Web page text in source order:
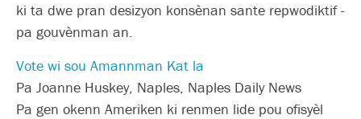
ki ta dwe pran desizyon konsènan sante repwodiktif -
pa gouvènman an.
Vote wi sou Amannman Kat la
Pa Joanne Huskey, Naples, Naples Daily News
Pa gen okenn Ameriken ki renmen lide pou ofisyèl